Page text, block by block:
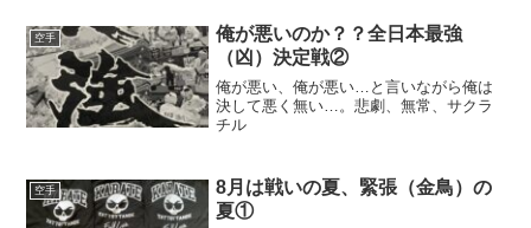
空手
俺が悪いのか？？全日本最強
（凶）決定戦②
俺が悪い、俺が悪い…と言いながら俺は
決して悪く無い…。悲劇、無常、サクラ
チル
空手
8月は戦いの夏、緊張（金鳥）の
夏①